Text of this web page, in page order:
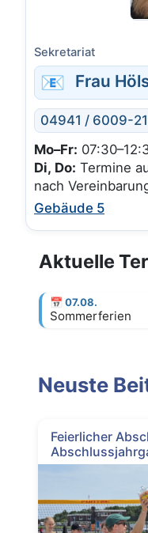
Sekretariat
📧 Frau
04941 / 6009-21
Mo–Fr:
Di, Do: Termine
nach
Gebäude 5
Aktuelle
📅 07.08.
Sommerferien
Neuste
Feierlicher